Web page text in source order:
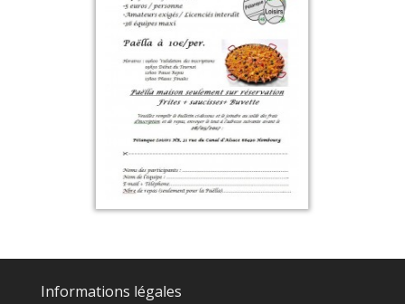
Informations légales